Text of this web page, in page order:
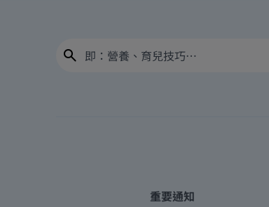
重要通知